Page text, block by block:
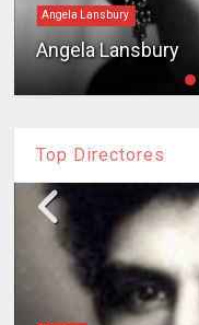
Angela Lansbury
Angela Lansbury
Top Directores